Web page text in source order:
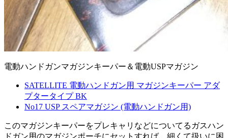
電動ハンドガンマガジンキーパー＆電動USPマガジン
SATELLITE 電動ハンドガン用 マガジンキーパー アダ
プタータイプ BK
No17 USP スペアマガジン (電動ハンドガン用)
このマガジンキーパーをプレキャリなどについてるガスハン